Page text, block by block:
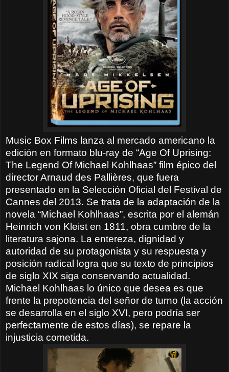
Music Box Films lanza al mercado americano la
edición en formato blu-ray de “Age Of Uprising:
The Legend Of Michael Kohlhaas” film épico del
director Arnaud des Pallières, que fuera
presentado en la Selección Oficial del Festival de
Cannes del 2013. Se trata de la adaptación de la
novela “Michael Kohlhaas”, escrita por el alemán
Heinrich von Kleist en 1811, obra cumbre de la
literatura sajona. La entereza, dignidad y
autoridad de su protagonista y su respuesta y
posición radical logra que su texto de principios
de siglo XIX siga conservando actualidad.
Michael Kohlhaas lo único que desea es que
frente la prepotencia del señor de turno (la acción
se desarrolla en el siglo XVI, pero podría ser
perfectamente de estos días), se repare la
injusticia cometida.